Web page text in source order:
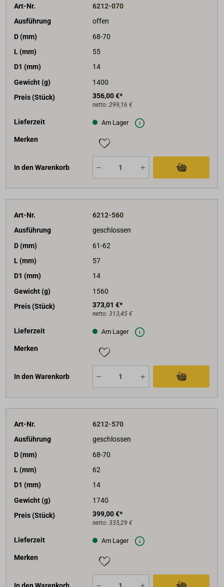
Art-Nr.
6212-070
Ausführung
offen
D (mm)
68-70
L (mm)
55
D1 (mm)
14
Gewicht (g)
1400
Preis (Stück)
356,00 €*
netto: 299,16 €
Lieferzeit Am Lager
Merken
In den Warenkorb
Art-Nr.
6212-560
Ausführung
geschlossen
D (mm)
61-62
L (mm)
57
D1 (mm)
14
Gewicht (g)
1560
Preis (Stück)
373,01 €*
netto: 313,45 €
Lieferzeit Am Lager
Merken
In den Warenkorb
Art-Nr.
6212-570
Ausführung
geschlossen
D (mm)
68-70
L (mm)
62
D1 (mm)
14
Gewicht (g)
1740
Preis (Stück)
399,00 €*
netto: 335,29 €
Lieferzeit Am Lager
Merken